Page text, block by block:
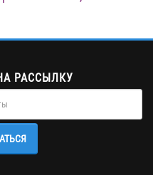
РАССЫЛКУ